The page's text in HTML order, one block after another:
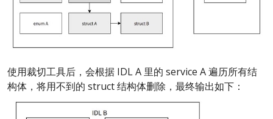
使用裁切工具后，会根据 IDL A 里的 service A 遍历所有结
构体，将用不到的 struct 结构体删除，最终输出如下：